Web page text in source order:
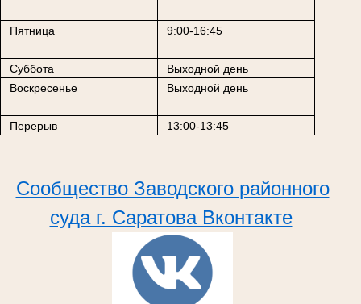
Пятница 9:00-16:45
Суббота
Выходной день
Воскресенье
Выходной день
Перерыв 13:00-13:45
Сообщество Заводского районного
суда г. Саратова Вконтакте